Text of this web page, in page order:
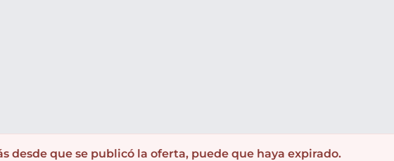
desde que se publicó la oferta, puede que haya expirado.